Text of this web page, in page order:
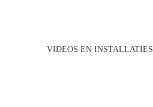
VIDEOS EN INSTALLATIES